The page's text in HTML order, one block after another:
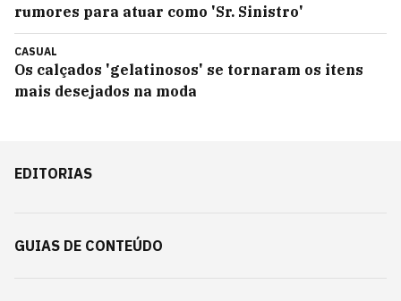
rumores para atuar como 'Sr. Sinistro'
CASUAL
Os calçados 'gelatinosos' se tornaram os itens
mais desejados na moda
EDITORIAS
GUIAS DE CONTEÚDO